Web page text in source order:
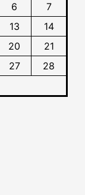
6
7
13
14
20
21
27
28